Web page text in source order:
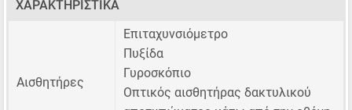
ΧΑΡΑΚΤΗΡΙΣΤΙΚΆ
Αισθητήρες
Επιταχυνσιόμετρο
Πυξίδα
Γυροσκόπιο
Οπτικός αισθητήρας δακτυλικού